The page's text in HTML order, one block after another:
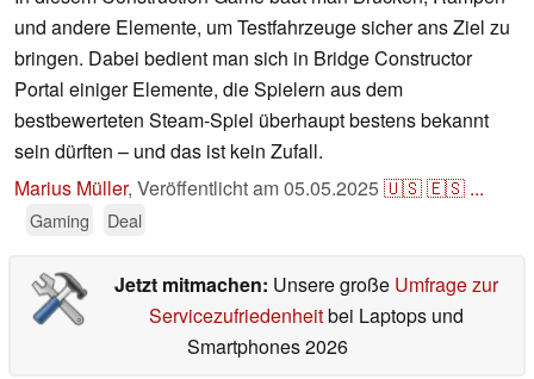
und andere Elemente, um Testfahrzeuge sicher ans Ziel zu
bringen. Dabei bedient man sich in Bridge Constructor
Portal einiger Elemente, die Spielern aus dem
bestbewerteten Steam-Spiel überhaupt bestens bekannt
sein dürften – und das ist kein Zufall.
Marius Müller, Veröffentlicht am05.05.2025🇺🇸🇪🇸 ...
Gaming Deal
Jetzt mitmachen: Unsere große Umfrage zur
Servicezufriedenheitbei Laptops und
Smartphones 2026